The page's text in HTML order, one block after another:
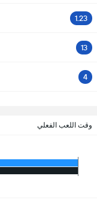
1.23
13
4
وقت اللعب الفعلي